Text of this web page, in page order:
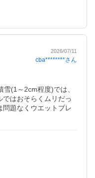
2026/07/11
cba********さん
(1～2cm程度)では、
はおそらくムリだっ
題なくウエットブレ